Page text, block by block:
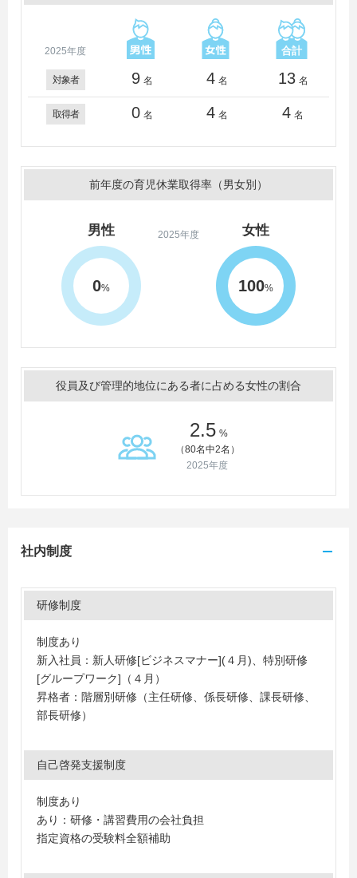
2025年度
対象者 9 名 4 名 13 名
取得者 0 名 4 名 4 名
前年度の育児休業取得率（男女別）
2025年度
男性
0%
女性
100%
役員及び管理的地位にある者に占める女性の割合
2.5 %
（80名中2名）
2025年度
社内制度
研修制度
制度あり
新入社員：新人研修[ビジネスマナー](４月)、特別研修
[グループワーク]（４月）
昇格者：階層別研修（主任研修、係長研修、課長研修、
部長研修）
自己啓発支援制度
制度あり
あり：研修・講習費用の会社負担
指定資格の受験料全額補助